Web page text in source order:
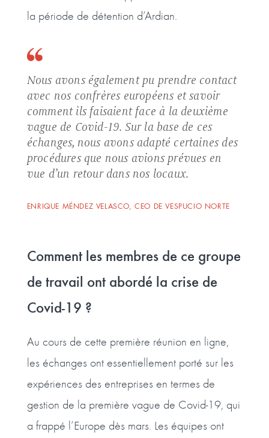
la période de détention d’Ardian.
Nous avons également pu prendre contact
avec nos confrères européens et savoir
comment ils faisaient face à la deuxième
vague de Covid-19. Sur la base de ces
échanges, nous avons adapté certaines des
procédures que nous avions prévues en
vue d’un retour dans nos locaux.
ENRIQUE MÉNDEZ VELASCO, CEO DE VESPUCIO NORTE
Comment les membres de ce groupe
de travail ont abordé la crise de
Covid-19 ?
Au cours de cette première réunion en ligne,
les échanges ont essentiellement porté sur les
expériences des entreprises en termes de
gestion de la première vague de Covid-19, qui
a frappé l’Europe dès mars. Les équipes ont